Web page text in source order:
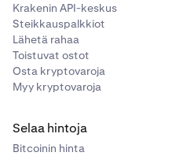
Krakenin API-keskus
Steikkauspalkkiot
Lähetä rahaa
Toistuvat ostot
Osta kryptovaroja
Myy kryptovaroja
Selaa hintoja
Bitcoinin hinta